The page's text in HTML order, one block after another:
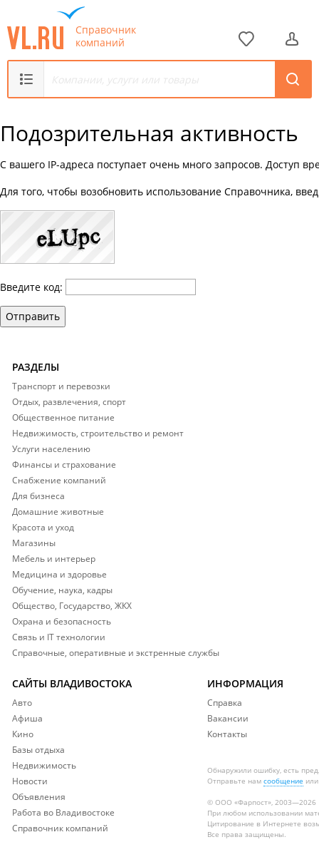
Справочник
компаний
Подозрительная активность
С вашего IP-адреса поступает очень много запросов. Доступ
Для того, чтобы возобновить использование Справочника,
Введите код:
Отправить
РАЗДЕЛЫ
Транспорт и перевозки
Отдых, развлечения, спорт
Общественное питание
Недвижимость, строительство и ремонт
Услуги населению
Финансы и страхование
Снабжение компаний
Для бизнеса
Домашние животные
Красота и уход
Магазины
Мебель и интерьер
Медицина и здоровье
Обучение, наука, кадры
Общество, Государство, ЖКХ
Охрана и безопасность
Связь и IT технологии
Справочные, оперативные и экстренные службы
САЙТЫ ВЛАДИВОСТОКА
Авто
Афиша
Кино
Базы отдыха
Недвижимость
Новости
Объявления
Работа во Владивостоке
Справочник компаний
ИНФОРМАЦИЯ
Справка
Вакансии
Контакты
Обнаружили ошибку, есть
Отправьте нам сообщение
© ООО «Фарпост», 2003—2026
При любом использовании
Цитирование в Интернете
Все права защищены.